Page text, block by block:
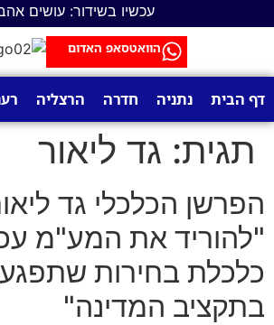
עכשיו בשידור: עושים
הוואטסאפ האדום
דף הבית נתניה חדרה הרצליה
תגית: גד ליאור
הפרשן הכלכלי גד
"להוריד את המע"מ
כלכלת בחירות
בתקציב המדינה"